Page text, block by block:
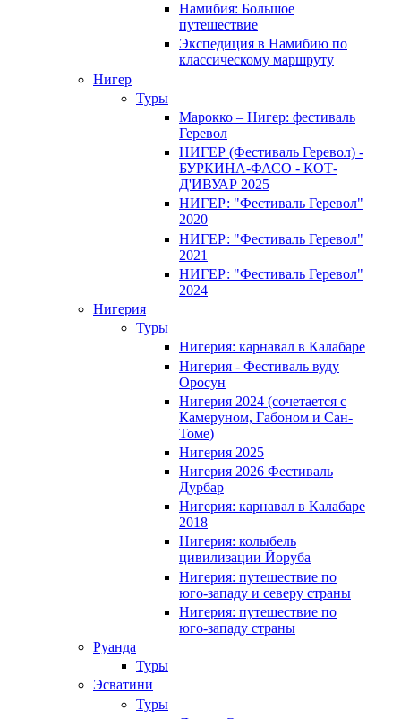
Намибия: Большое
путешествие
Экспедиция в Намибию по
классическому маршруту
Нигер
Туры
Марокко – Нигер: фестиваль
Геревол
НИГЕР (Фестиваль Геревол) -
БУРКИНА-ФАСО - КОТ-
Д'ИВУАР 2025
НИГЕР: "Фестиваль Геревол"
2020
НИГЕР: "Фестиваль Геревол"
2021
НИГЕР: "Фестиваль Геревол"
2024
Нигерия
Туры
Нигерия: карнавал в Калабаре
Нигерия - Фестиваль вуду
Оросун
Нигерия 2024 (сочетается с
Камеруном, Габоном и Сан-
Томе)
Нигерия 2025
Нигерия 2026 Фестиваль
Дурбар
Нигерия: карнавал в Калабаре
2018
Нигерия: колыбель
цивилизации Йоруба
Нигерия: путешествие по
юго-западу и северу страны
Нигерия: путешествие по
юго-западу страны
Руанда
Туры
Эсватини
Туры